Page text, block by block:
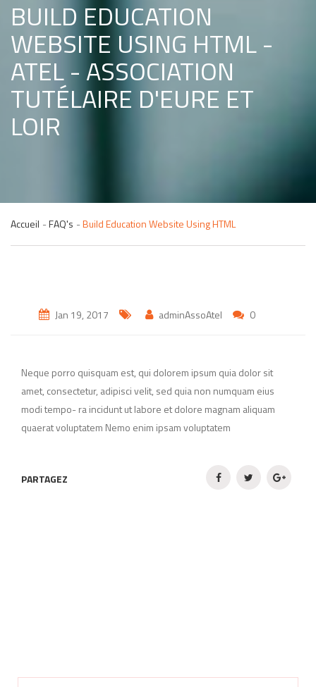
BUILD EDUCATION
WEBSITE USING HTML -
ATEL - ASSOCIATION
TUTÉLAIRE D'EURE ET
LOIR
Accueil FAQ's Build Education Website Using HTML
Jan 19, 2017 adminAssoAtel 0
Neque porro quisquam est, qui dolorem ipsum quia dolor sit
amet, consectetur, adipisci velit, sed quia non numquam eius
modi tempo- ra incidunt ut labore et dolore magnam aliquam
quaerat voluptatem Nemo enim ipsam voluptatem
PARTAGEZ